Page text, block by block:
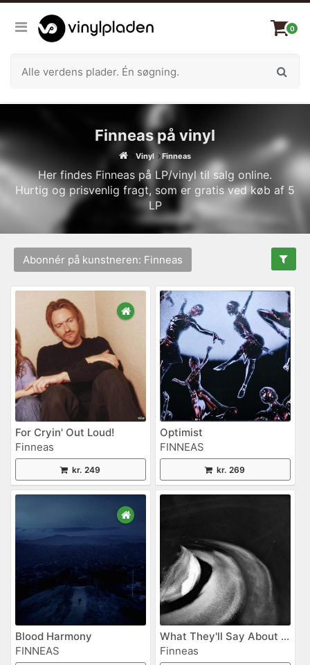
0
Finneas på vinyl
Vinyl Finneas
Her findes Finneas på LP/vinyl til salg online.
Hurtig og prisvenlig fragt, som er gratis ved køb af 5
LP
Abonnér på kunstneren: Finneas
For Cryin' Out Loud!
Finneas
kr. 249
Optimist
FINNEAS
kr. 269
Blood Harmony
FINNEAS
What They'll Say About Us (single)
Finneas